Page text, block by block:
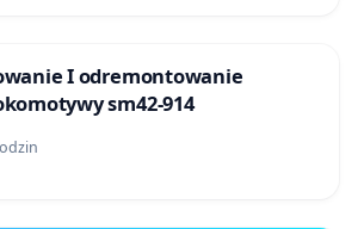
I odremontowanie
sm42-914